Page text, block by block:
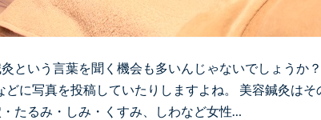
という言葉を聞く機会も多いんじゃないでしょうか
どに写真を投稿していたりしますよね。 美容鍼灸は
たるみ・しみ・くすみ、しわなど女性…